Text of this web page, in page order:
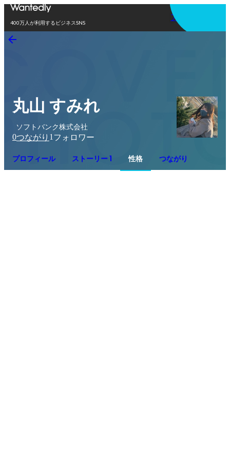
400万人が利用するビジネスSNS
アプリを使う
丸山 すみれ
ソフトバンク株式会社
0つながり 1 フォロワー
プロフィール ストーリー 1 性格 つながり